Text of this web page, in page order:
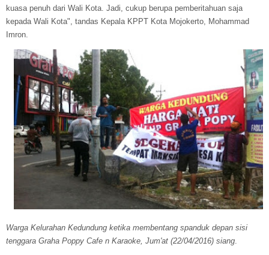
kuasa penuh dari Wali Kota. Jadi, cukup berupa pemberitahuan saja
kepada Wali Kota", tandas Kepala KPPT Kota Mojokerto, Mohammad
Imron.
Warga Kelurahan Kedundung ketika membentang spanduk depan sisi
tenggara Graha Poppy Cafe n Karaoke, Jum'at (22/04/2016) siang.